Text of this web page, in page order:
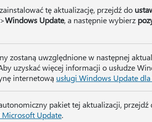
tę aktualizację, przejdź do
>Windows Update, a następnie wybierz
zostaną uwzględnione w następnej
uzyskać więcej informacji o usłudze
internetową usługi Windows Update
pakiet tej aktualizacji,
Microsoft Update.